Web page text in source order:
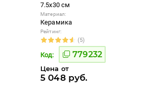
7.5x30 см
Материал:
Керамика
Рейтинг:
(5)
Код: 779232
Цена от
5 048 руб.